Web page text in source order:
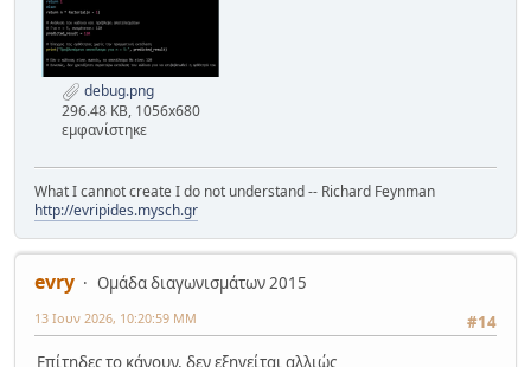
debug.png
296.48 KB, 1056x680
εμφανίστηκε
What I cannot create I do not understand -- Richard Feynman
http://evripides.mysch.gr
evry
Ομάδα διαγωνισμάτων 2015
#14
13 Ιουν 2026, 10:20:59 ΜΜ